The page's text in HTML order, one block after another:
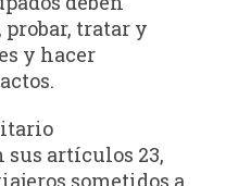
tratar y
y hacer
artículos 23,
sometidos a